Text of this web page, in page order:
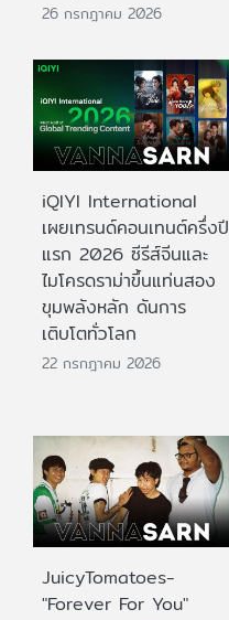
26 กรกฎาคม 2026
iQIYI International
เผยเทรนด์คอนเทนต์ครึ่งปี
แรก 2026 ซีรีส์จีนและ
ไมโครดราม่าขึ้นแท่นสอง
ขุมพลังหลัก ดันการ
เติบโตทั่วโลก
22 กรกฎาคม 2026
JuicyTomatoes-
"Forever For You"